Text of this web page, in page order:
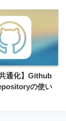
通化】Github
の使い